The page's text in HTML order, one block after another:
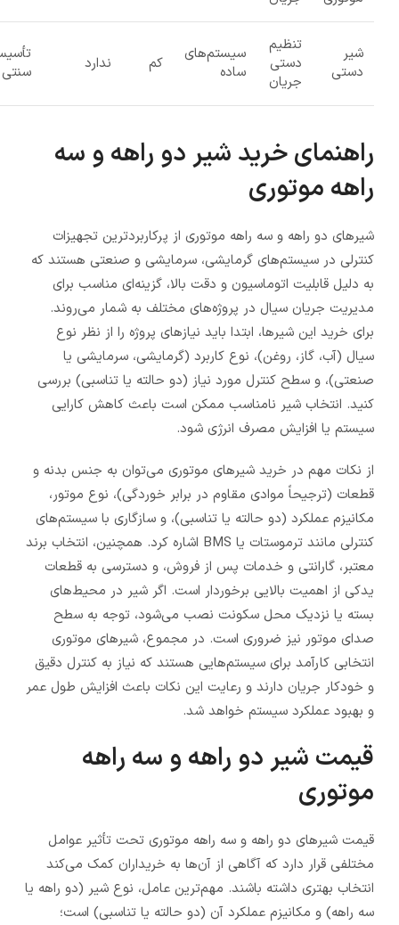
شیر
دستی
تنظیم
دستی
جریان
سیستم‌های
ساده
کم ندارد
سنتی
راهنمای خرید شیر دو راهه و سه
راهه موتوری
شیرهای دو راهه و سه راهه موتوری از پرکاربردترین تجهیزات
کنترلی در سیستم‌های گرمایشی، سرمایشی و صنعتی هستند که
به دلیل قابلیت اتوماسیون و دقت بالا، گزینه‌ای مناسب برای
مدیریت جریان سیال در پروژه‌های مختلف به شمار می‌روند.
برای خرید این شیرها، ابتدا باید نیازهای پروژه را از نظر نوع
سیال (آب، گاز، روغن)، نوع کاربرد (گرمایشی، سرمایشی یا
صنعتی)، و سطح کنترل مورد نیاز (دو حالته یا تناسبی) بررسی
کنید. انتخاب شیر نامناسب ممکن است باعث کاهش کارایی
سیستم یا افزایش مصرف انرژی شود.
از نکات مهم در خرید شیرهای موتوری می‌توان به جنس بدنه و
قطعات (ترجیحاً موادی مقاوم در برابر خوردگی)، نوع موتور،
مکانیزم عملکرد (دو حالته یا تناسبی)، و سازگاری با سیستم‌های
کنترلی مانند ترموستات یا BMS اشاره کرد. همچنین، انتخاب برند
معتبر، گارانتی و خدمات پس از فروش، و دسترسی به قطعات
یدکی از اهمیت بالایی برخوردار است. اگر شیر در محیط‌های
بسته یا نزدیک محل سکونت نصب می‌شود، توجه به سطح
صدای موتور نیز ضروری است. در مجموع، شیرهای موتوری
انتخابی کارآمد برای سیستم‌هایی هستند که نیاز به کنترل دقیق
و خودکار جریان دارند و رعایت این نکات باعث افزایش طول عمر
و بهبود عملکرد سیستم خواهد شد.
قیمت شیر دو راهه و سه راهه
موتوری
قیمت شیرهای دو راهه و سه راهه موتوری تحت تأثیر عوامل
مختلفی قرار دارد که آگاهی از آن‌ها به خریداران کمک می‌کند
انتخاب بهتری داشته باشند. مهم‌ترین عامل، نوع شیر (دو راهه یا
سه راهه) و مکانیزم عملکرد آن (دو حالته یا تناسبی) است؛